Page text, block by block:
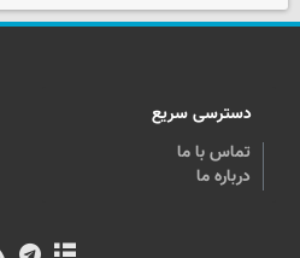
دسترسی سریع
تماس با ما
درباره ما